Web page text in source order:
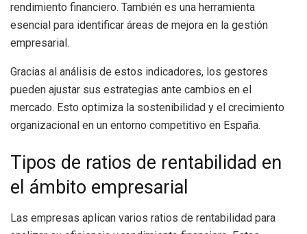
rendimiento financiero. También es una herramienta
esencial para identificar áreas de mejora en la gestión
empresarial.
Gracias al análisis de estos indicadores, los gestores
pueden ajustar sus estrategias ante cambios en el
mercado. Esto optimiza la sostenibilidad y el crecimiento
organizacional en un entorno competitivo en España.
Tipos de ratios de rentabilidad en
el ámbito empresarial
Las empresas aplican varios ratios de rentabilidad para